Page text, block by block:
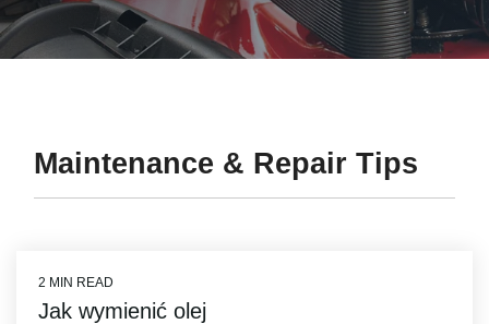
Maintenance & Repair Tips
2 MIN READ
Jak wymienić olej